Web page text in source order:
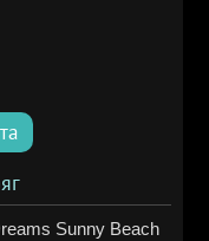
Sunny Beach